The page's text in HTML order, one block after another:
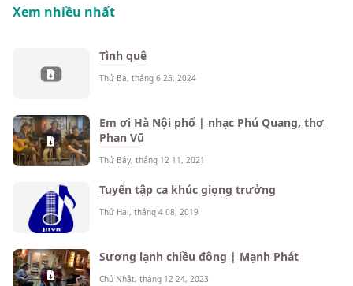
Xem nhiều nhất
Tình quê
Thứ Ba, tháng 6 25, 2024
Em ơi Hà Nội phố | nhạc Phú Quang, thơ
Phan Vũ
Thứ Bảy, tháng 12 11, 2021
Tuyển tập ca khúc giọng trưởng
Thứ Hai, tháng 4 08, 2019
Sương lạnh chiều đông | Mạnh Phát
Chủ Nhật, tháng 12 24, 2023